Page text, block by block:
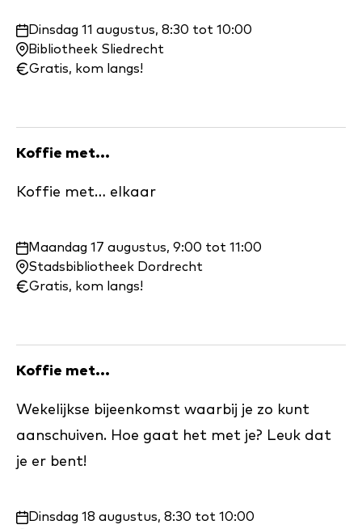
Waar
en
wanneer:
Dinsdag 11 augustus, 8:30 tot 10:00
Bibliotheek Sliedrecht
Gratis, kom langs!
Koffie met...
Koffie met… elkaar
Waar
en
wanneer:
Maandag 17 augustus, 9:00 tot 11:00
Stadsbibliotheek Dordrecht
Gratis, kom langs!
Koffie met...
Wekelijkse bijeenkomst waarbij je zo kunt
aanschuiven. Hoe gaat het met je? Leuk dat
je er bent!
Waar
Dinsdag 18 augustus, 8:30 tot 10:00